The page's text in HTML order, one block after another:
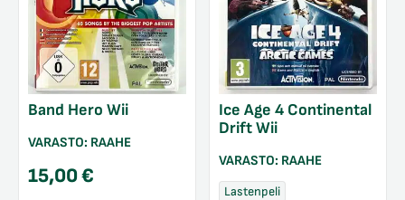
Band Hero Wii
VARASTO: RAAHE
15,00€
Ice Age 4 Continental
Drift Wii
VARASTO: RAAHE
Lastenpeli